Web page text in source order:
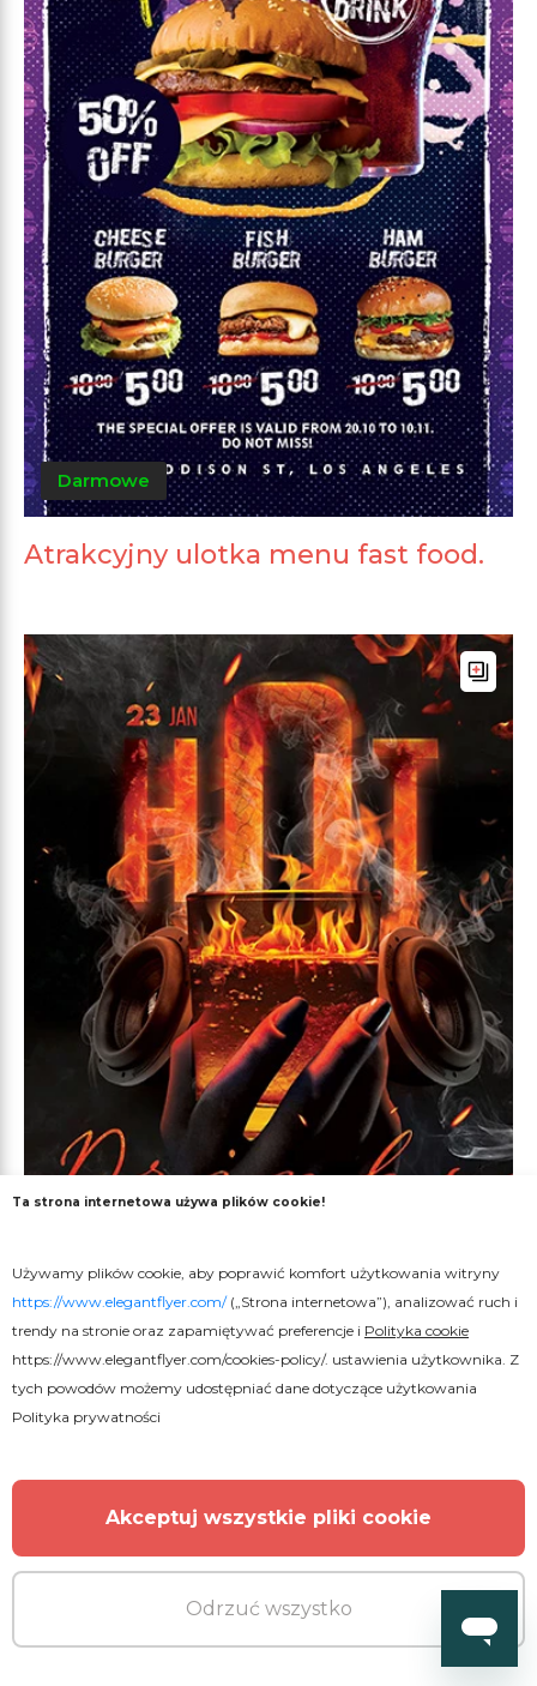
Darmowe
Atrakcyjny ulotka menu fast food.
Premium
Plakat z gorącymi napojami
Ta strona internetowa używa plików cookie!
Używamy plików cookie, aby poprawić komfort użytkowania witryny
https://www.elegantflyer.com/(„Strona internetowa”), analizować ruch i
trendy na stronie oraz zapamiętywać preferencje i Polityka cookie
https://www.elegantflyer.com/cookies-policy/. ustawienia użytkownika. Z
tych powodów możemy udostępniać dane dotyczące użytkowania
Polityka prywatności
Akceptuj wszystkie pliki cookie
Odrzuć wszystko